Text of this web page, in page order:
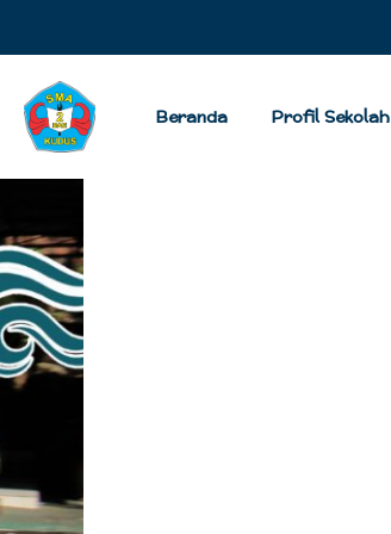
Beranda Profil Sekolah